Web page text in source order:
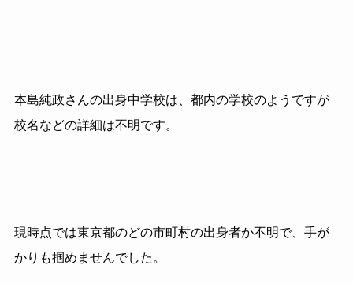
本島純政さんの出身中学校は、都内の学校のようですが
校名などの詳細は不明です。
現時点では東京都のどの市町村の出身者か不明で、手が
かりも掴めませんでした。